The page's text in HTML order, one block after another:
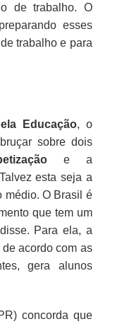
de trabalho. O
esses
trabalho e para
Educação, o
sobre dois
e a
esta seja a
médio. O Brasil é
que tem um
Para ela, a
acordo com as
gera alunos
concorda que